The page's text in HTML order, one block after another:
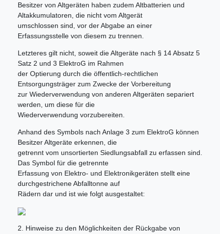
Besitzer von Altgeräten haben zudem Altbatterien und
Altakkumulatoren, die nicht vom Altgerät
umschlossen sind, vor der Abgabe an einer
Erfassungsstelle von diesem zu trennen.
Letzteres gilt nicht, soweit die Altgeräte nach § 14 Absatz 5
Satz 2 und 3 ElektroG im Rahmen
der Optierung durch die öffentlich-rechtlichen
Entsorgungsträger zum Zwecke der Vorbereitung
zur Wiederverwendung von anderen Altgeräten separiert
werden, um diese für die
Wiederverwendung vorzubereiten.
Anhand des Symbols nach Anlage 3 zum ElektroG können
Besitzer Altgeräte erkennen, die
getrennt vom unsortierten Siedlungsabfall zu erfassen sind.
Das Symbol für die getrennte
Erfassung von Elektro- und Elektronikgeräten stellt eine
durchgestrichene Abfalltonne auf
Rädern dar und ist wie folgt ausgestaltet:
2. Hinweise zu den Möglichkeiten der Rückgabe von